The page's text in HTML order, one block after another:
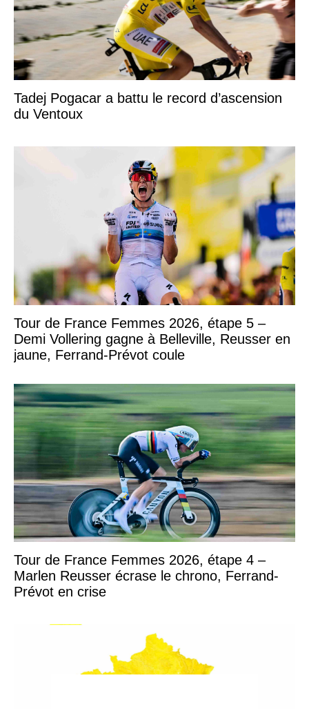
Tadej Pogacar a battu le record d’ascension
du Ventoux
Tour de France Femmes 2026, étape 5 –
Demi Vollering gagne à Belleville, Reusser en
jaune, Ferrand-Prévot coule
Tour de France Femmes 2026, étape 4 –
Marlen Reusser écrase le chrono, Ferrand-
Prévot en crise